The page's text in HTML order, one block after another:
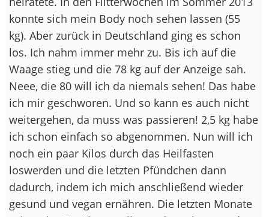
konnte sich mein Body noch sehen lassen (55
kg). Aber zurück in Deutschland ging es schon
los. Ich nahm immer mehr zu. Bis ich auf die
Waage stieg und die 78 kg auf der Anzeige sah.
Neee, die 80 will ich da niemals sehen! Das habe
ich mir geschworen. Und so kann es auch nicht
weitergehen, da muss was passieren! 2,5 kg habe
ich schon einfach so abgenommen. Nun will ich
noch ein paar Kilos durch das Heilfasten
loswerden und die letzten Pfündchen dann
dadurch, indem ich mich anschließend wieder
gesund und vegan ernähren. Die letzten Monate